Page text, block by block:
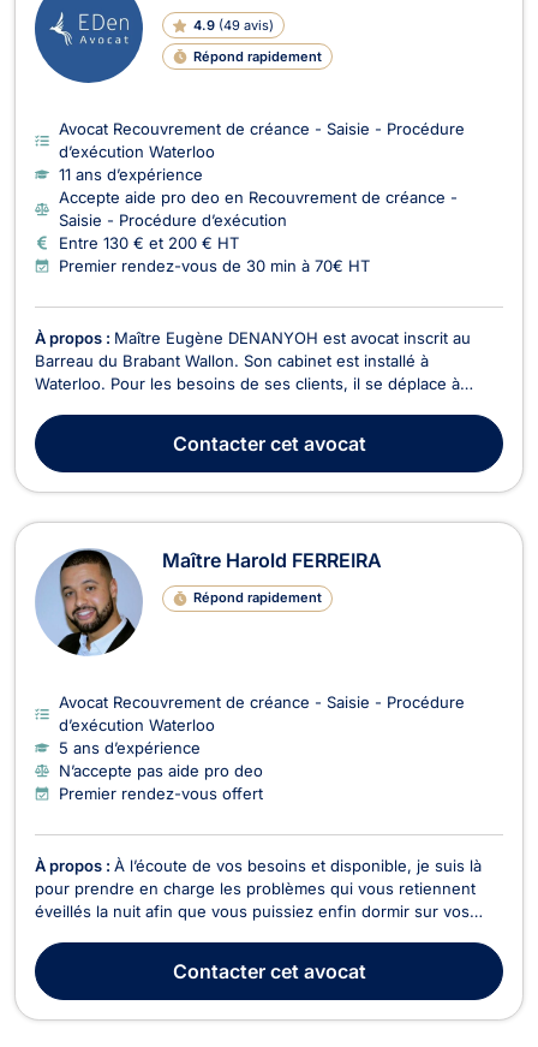
4.9 (49 avis)
Répond rapidement
Avocat Recouvrement de créance - Saisie - Procédure
d’exécution Waterloo
11 ans d’expérience
Accepte aide pro deo en Recouvrement de créance -
Saisie - Procédure d’exécution
Entre 130 € et 200 € HT
Premier rendez-vous de 30 min à 70€ HT
À propos : Maître Eugène DENANYOH est avocat inscrit au
Barreau du Brabant Wallon. Son cabinet est installé à
Waterloo. Pour les besoins de ses clients, il se déplace à
du Royaume. Maître Eugène DENANYOH intervient en droit de
la faillite, pour les procédures sur aveu ou s...
Contactercet avocat
Maître Harold FERREIRA
Répond rapidement
Avocat Recouvrement de créance - Saisie - Procédure
d’exécution Waterloo
5 ans d’expérience
N’accepte pas aide pro deo
Premier rendez-vous offert
À propos : À l’écoute de vos besoins et disponible, je suis là
pour prendre en charge les problèmes qui vous retiennent
éveillés la nuit afin que vous puissiez enfin dormir sur vos
Contactercet avocat